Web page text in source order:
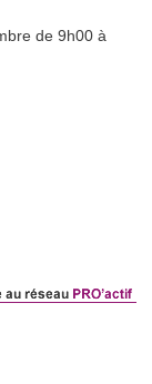
de 9h00 à